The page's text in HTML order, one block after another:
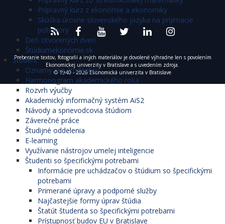
Prípravný kurz z ekonómie a ekonomiky
Skúška úrovne slovenského jazyka na prijímacie
pohovory
Deň otvorených dverí
Štúdiumekonómie.sk
Študent
Oznamy pre študentov
Harmonogram akademického roka
Rozvrh výučby
Akademický informačný systém AiS2
Návody a sprievodcovia štúdiom
Záverečné práce
Študijné oddelenia
E-learning
Využívanie nástrojov umelej inteligencie
Študenti so špecifickými potrebami
Informácie pre uchádzačov o štúdium so špecifickými
potrebami
Primerané úpravy a podporné služby
Najčastejšie formy úprav štúdia
Štatút študenta so špecifickými potrebami
Prístupnosť budov EU v Bratislave
Preberanie textov, fotografií a iných materiálov je dovolené výhradne len s povolením
Ekonomickej univerzity v Bratislave a s uvedením zdroja.
© 1940 - 2026 Ekonomická univerzita v Bratislave